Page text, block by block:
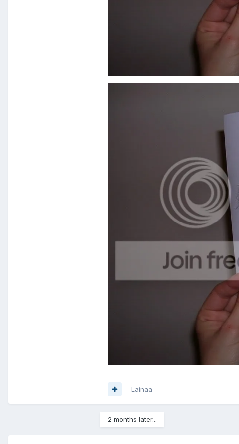
Lainaa
2 months later...